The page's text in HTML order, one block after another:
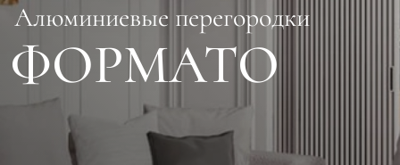
Алюминиевые перегородки
ФОРМАТО